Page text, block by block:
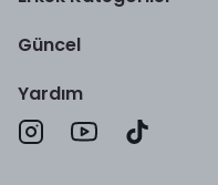
Güncel
Yardım